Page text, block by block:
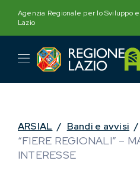
content
Agenzia Regionale per lo Sviluppo
Lazio
ARSIAL / Bandi e avvisi /
“FIERE REGIONALI” –
INTERESSE